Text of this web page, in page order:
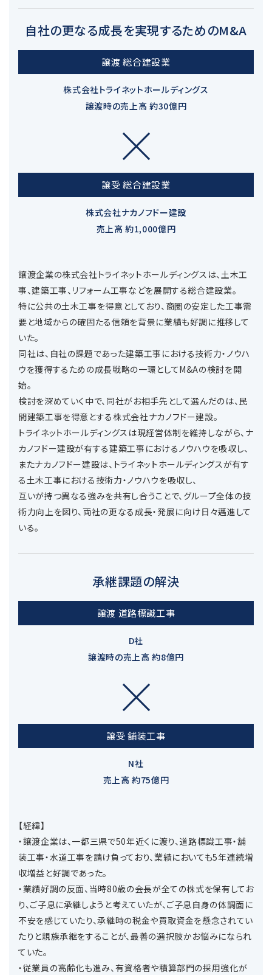
自社の更なる成長を実現するためのM&A
譲渡 総合建設業
株式会社トライネットホールディングス
譲渡時の売上高 約30億円
譲受 総合建設業
株式会社ナカノフドー建設
売上高 約1,000億円
譲渡企業の株式会社トライネットホールディングスは、土木工
事、建築工事、リフォーム工事などを展開する総合建設業。
特に公共の土木工事を得意としており、商圏の安定した工事需
要と地域からの確固たる信頼を背景に業績も好調に推移して
いた。
同社は、自社の課題であった建築工事における技術力・ノウハ
ウを獲得するための成長戦略の一環としてM&Aの検討を開
始。
検討を深めていく中で、同社がお相手先として選んだのは、民
間建築工事を得意とする株式会社ナカノフドー建設。
トライネットホールディングスは現経営体制を維持しながら、ナ
カノフドー建設が有する建築工事におけるノウハウを吸収し、
またナカノフドー建設は、トライネットホールディングスが有す
る土木工事における技術力・ノウハウを吸収し、
互いが持つ異なる強みを共有し合うことで、グループ全体の技
術力向上を図り、両社の更なる成長・発展に向け日々邁進して
いる。
承継課題の解決
譲渡 道路標識工事
D社
譲渡時の売上高 約8億円
譲受 舗装工事
N社
売上高 約75億円
【経緯】
・譲渡企業は、一都三県で50年近くに渡り、道路標識工事・舗
装工事・水道工事を請け負っており、業績においても5年連続増
収増益と好調であった。
・業績好調の反面、当時80歳の会長が全ての株式を保有してお
り、ご子息に承継しようと考えていたが、ご子息自身の体調面に
不安を感じていたり、承継時の税金や買取資金を懸念されてい
たりと親族承継をすることが、最善の選択肢かお悩みになられ
ていた。
・従業員の高齢化も進み、有資格者や積算部門の採用強化が